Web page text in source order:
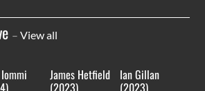
–View all
James Hetfield
(2023)
Ian Gillan
(2023)